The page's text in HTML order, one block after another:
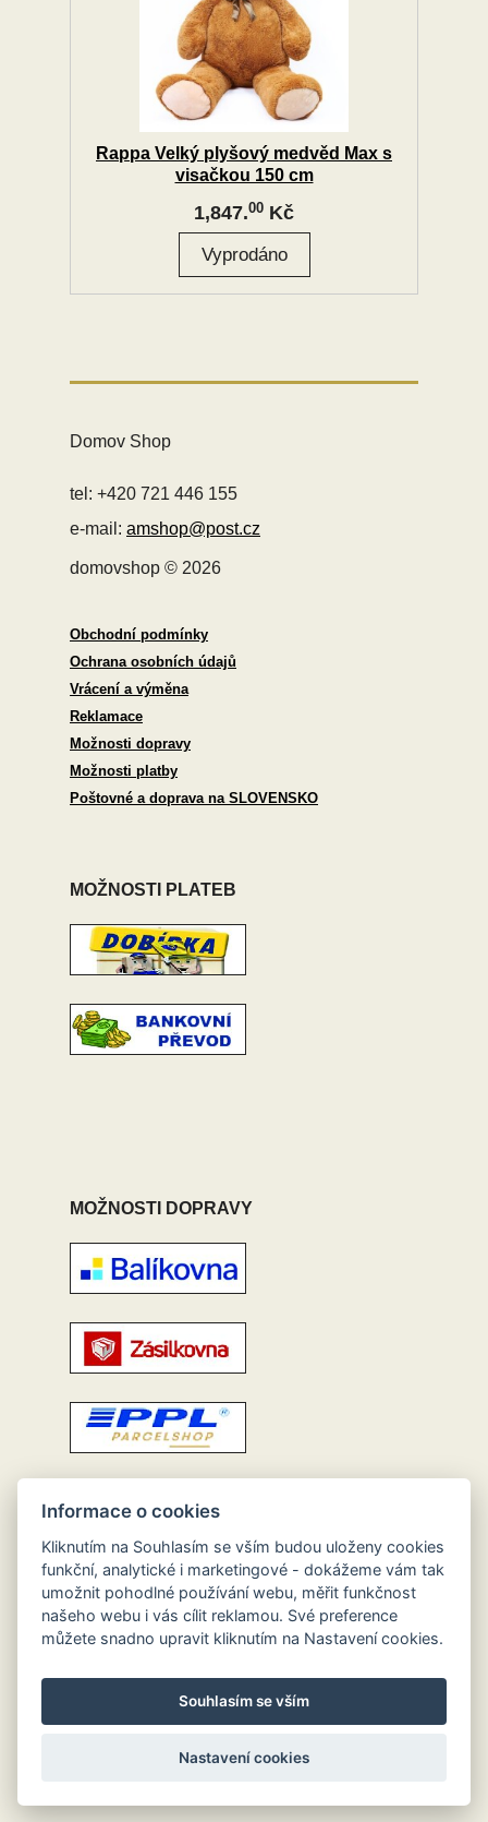
Rappa Velký plyšový medvěd Max s
visačkou 150 cm
1,847.00 Kč
Domov Shop
tel: +420 721 446 155
e-mail: amshop@post.cz
domovshop © 2026
Obchodní podmínky
Ochrana osobních údajů
Vrácení a výměna
Reklamace
Možnosti dopravy
Možnosti platby
Poštovné a doprava na SLOVENSKO
MOŽNOSTI PLATEB
MOŽNOSTI DOPRAVY
Informace o cookies
Kliknutím na Souhlasím se vším budou uloženy cookies
funkční, analytické i marketingové - dokážeme vám tak
umožnit pohodlné používání webu, měřit funkčnost
našeho webu i vás cílit reklamou. Své preference
můžete snadno upravit kliknutím na Nastavení cookies.
Souhlasím se vším
Nastavení cookies